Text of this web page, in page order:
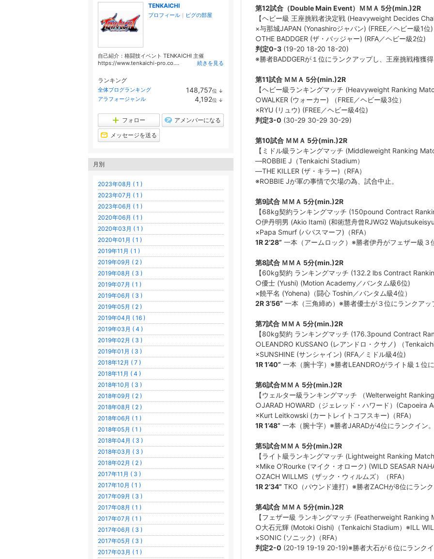
第12試合（Double Main Event）ＭＭＡ 5分(min.)2R
【ヘビー級 王座挑戦者決定戦 (Heavyweight Decides
×与那城JAPAN (Yonashiroジャパン) (FREE／ヘビー級1位)
○THE BADDGER (ザ・バッジャー) (RFA／ヘビー級2位)
判定0-3 (19-20 18-20 18-20)
※勝者BADDGERが１位にランクアップし、王座挑戦権獲得
第11試合 ＭＭＡ 5分(min.)2R
【ヘビー級ランキングマッチ (Heavyweight Ranking
○WALKER (ウォーカー) （FREE／ヘビー級3位）
×RYU (リュウ) (FREE／ヘビー級4位)
判定3-0 (30-29 30-29 30-29)
第10試合 ＭＭＡ 5分(min.)2R
【ミドル級ランキングマッチ (Middleweight Ranking
―ROBBIE J（Tenkaichi Stadium）
―THE KILLER (ザ・キラー)（RFA）
※ROBBIE Jが軍の事情で欠場の為、試合中止。
第9試合 ＭＭＡ 5分(min.)2R
【68kg契約ランキングマッチ (150pound Contract
○伊丹明男 (Akio Itami) (和術慧舟曾RJWG2
×Papa Smurf (パパスマーフ)（RFA）
1R 2’28” 一本（アームロック）※勝者伊丹がフェザー級３
第8試合 ＭＭＡ 5分(min.)2R
【60kg契約 ランキングマッチ (132.2 lbs Contract
○優士 (Yushi) (Motion Academy／バンタム級6位)
×饒平名 (Yohena)（闘心 Toshin／バンタム級4位）
2R 3’56” 一本（三角締め）※勝者優士が３位にランクアッ
第7試合 ＭＭＡ 5分(min.)2R
【80kg契約 ランキングマッチ (176.3pound Contract
○LEANDRO KUSSANO (レアンドロ・クサノ) （
×SUNSHINE (サンシャイン) (RFA／ミドル級4位)
1R 1’40” 一本（腕十字）※勝者LEANDROがライト級１位に
第6試合ＭＭＡ 5分(min.)2R
【ウェルター級ランキングマッチ （Welterweight
○JARAD HOWARD（ジェレッド・ハワード）(Capoeira
×Kurt Leitkowski (カートレイトコフスキー)（RFA）
1R 1’48” 一本（腕十字）※勝者JARADが4位にランクイン。
第5試合ＭＭＡ 5分(min.)2R
【ライト級ランキングマッチ (Lightweight Ranking
×Mike O'Rourke (マイク・オローク) (WILD SEASAR
○ZACH WILLMS（ザック・ウィルムズ）（RFA）
1R 2’34” TKO（パウンド連打）※勝者ZACHが8位にランク
第4試合 ＭＭＡ 5分(min.)2R
【フェザー級 ランキングマッチ (Featherweight Ranking
○大石元輝 (Motoki Oishi)（Tenkaichi Stadium）※ILL
×SONIC (ソニック)（RFA）
判定2-0 (20-19 19-19 20-19)※勝者大石が６位にランクイ
TENKAICHI
プロフィール ｜ ピグの部屋
自己紹介：格闘技イベント TENKAICHI 主催
https://www.tenkaichi-pro.co....
続きを見る
ランキング
全体ブログランキング 148,757位 ↓
ン
アラフォージャンル 4,192位 ↓
フォロー アメンバーになる
メッセージを送る
月別
2023年08月 ( 1 )
2023年07月 ( 1 )
2023年06月 ( 1 )
2020年06月 ( 1 )
2020年03月 ( 1 )
2020年01月 ( 1 )
2019年11月 ( 1 )
2019年09月 ( 2 )
2019年08月 ( 3 )
2019年07月 ( 1 )
2019年06月 ( 3 )
2019年05月 ( 2 )
2019年04月 ( 16 )
2019年03月 ( 4 )
2019年02月 ( 3 )
2019年01月 ( 3 )
2018年12月 ( 7 )
2018年11月 ( 4 )
2018年10月 ( 3 )
2018年09月 ( 2 )
2018年08月 ( 2 )
2018年06月 ( 1 )
2018年05月 ( 1 )
2018年04月 ( 3 )
2018年03月 ( 3 )
2018年02月 ( 2 )
2017年11月 ( 3 )
2017年10月 ( 1 )
2017年09月 ( 3 )
2017年08月 ( 1 )
2017年07月 ( 1 )
2017年06月 ( 3 )
2017年05月 ( 3 )
2017年03月 ( 1 )